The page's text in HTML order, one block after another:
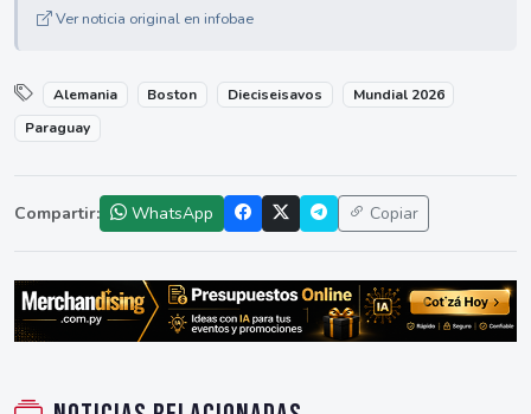
Ver noticia original en infobae
Alemania Boston Dieciseisavos
Mundial 2026
Paraguay
Compartir: WhatsApp Copiar